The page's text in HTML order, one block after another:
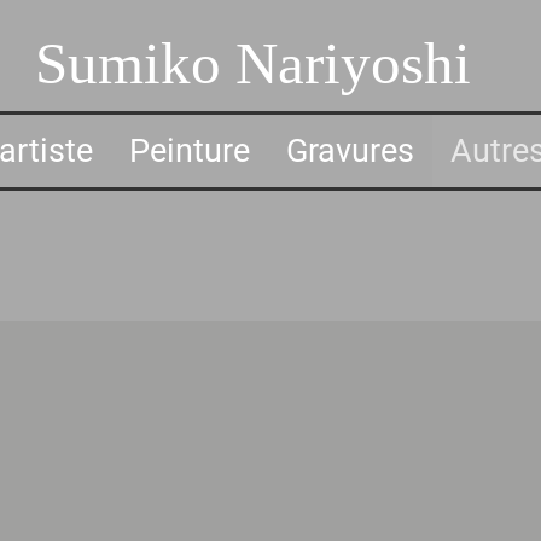
Sumiko Nariyoshi
Peinture Gravures